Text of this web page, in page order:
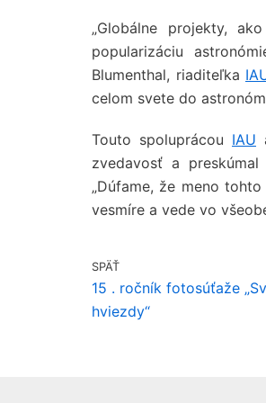
„Globálne projekty,
popularizáciu
Blumenthal, riaditeľka
celom svete do
Touto spoluprácou IAU
zvedavosť a
„Dúfame, že meno
vesmíre a vede vo
SPÄŤ
15 . ročník fotosúťaže
hviezdy“